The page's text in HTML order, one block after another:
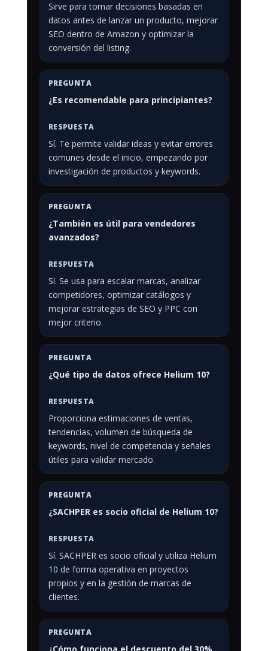
Sirve para tomar decisiones basadas en
datos antes de lanzar un producto, mejorar
SEO dentro de Amazon y optimizar la
conversión del listing.
¿Es recomendable para principiantes?
Sí. Te permite validar ideas y evitar errores
comunes desde el inicio, empezando por
investigación de productos y keywords.
¿También es útil para vendedores
avanzados?
Sí. Se usa para escalar marcas, analizar
competidores, optimizar catálogos y
mejorar estrategias de SEO y PPC con
mejor criterio.
¿Qué tipo de datos ofrece Helium 10?
Proporciona estimaciones de ventas,
tendencias, volumen de búsqueda de
keywords, nivel de competencia y señales
útiles para validar mercado.
¿SACHPER es socio oficial de Helium 10?
Sí. SACHPER es socio oficial y utiliza Helium
10 de forma operativa en proyectos
propios y en la gestión de marcas de
clientes.